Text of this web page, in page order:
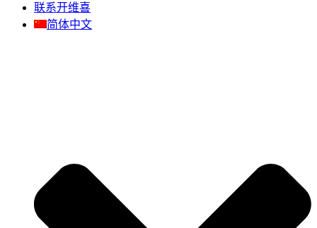
联系开维喜
简体中文